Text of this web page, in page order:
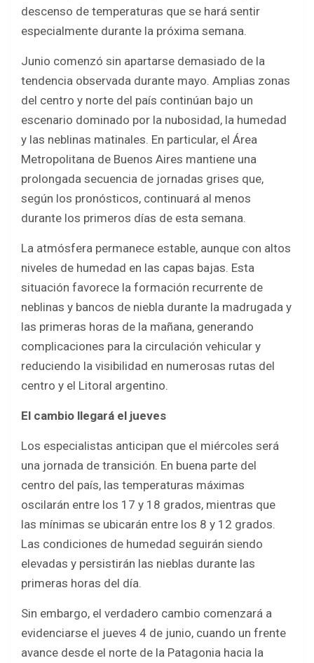
descenso de temperaturas que se hará sentir
especialmente durante la próxima semana.
Junio comenzó sin apartarse demasiado de la
tendencia observada durante mayo. Amplias zonas
del centro y norte del país continúan bajo un
escenario dominado por la nubosidad, la humedad
y las neblinas matinales. En particular, el Área
Metropolitana de Buenos Aires mantiene una
prolongada secuencia de jornadas grises que,
según los pronósticos, continuará al menos
durante los primeros días de esta semana.
La atmósfera permanece estable, aunque con altos
niveles de humedad en las capas bajas. Esta
situación favorece la formación recurrente de
neblinas y bancos de niebla durante la madrugada y
las primeras horas de la mañana, generando
complicaciones para la circulación vehicular y
reduciendo la visibilidad en numerosas rutas del
centro y el Litoral argentino.
El cambio llegará el jueves
Los especialistas anticipan que el miércoles será
una jornada de transición. En buena parte del
centro del país, las temperaturas máximas
oscilarán entre los 17 y 18 grados, mientras que
las mínimas se ubicarán entre los 8 y 12 grados.
Las condiciones de humedad seguirán siendo
elevadas y persistirán las nieblas durante las
primeras horas del día.
Sin embargo, el verdadero cambio comenzará a
evidenciarse el jueves 4 de junio, cuando un frente
avance desde el norte de la Patagonia hacia la